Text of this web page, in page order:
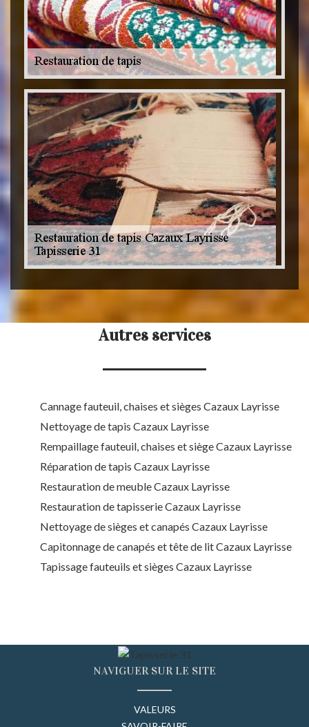
Autres services
Cannage fauteuil, chaises et sièges Cazaux Layrisse
Nettoyage de tapis Cazaux Layrisse
Rempaillage fauteuil, chaises et siège Cazaux Layrisse
Réparation de tapis Cazaux Layrisse
Restauration de meuble Cazaux Layrisse
Restauration de tapisserie Cazaux Layrisse
Nettoyage de sièges et canapés Cazaux Layrisse
Capitonnage de canapés et tête de lit Cazaux Layrisse
Tapissage fauteuils et sièges Cazaux Layrisse
NAVIGUER SUR LE SITE
VALEURS